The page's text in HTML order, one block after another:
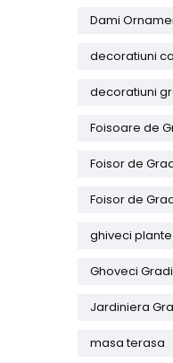
Dami
decoratiuni
decoratiuni
Foisoare de
Foisor de
Foisor de
ghiveci plante
Ghoveci
Jardiniera
masa terasa